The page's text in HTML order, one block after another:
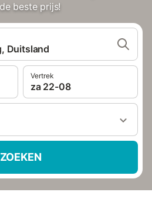
beste prijs!
Duitsland
Vertrek
za 22-08
ZOEKEN